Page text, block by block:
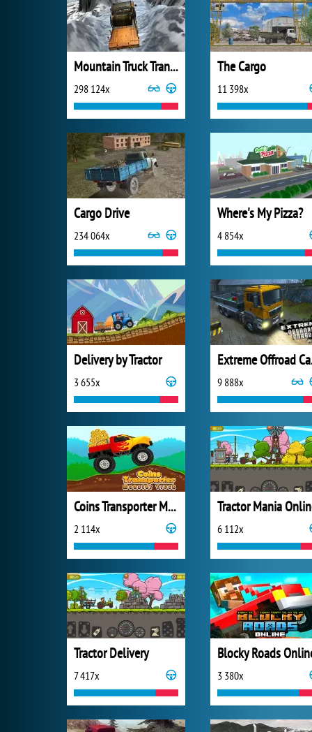
Mountain Truck Transport
298 124x
The Cargo
11 398x
Cargo Drive
234 064x
Where's My Pizza?
4 854x
Delivery by Tractor
3 655x 9 888x
Coins Transporter Monster Truck
2 114x
Tractor Mania
6 112x
Tractor Delivery
7 417x
Blocky Roads
3 380x